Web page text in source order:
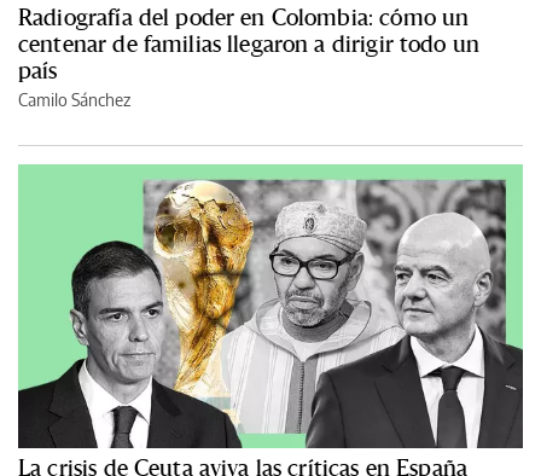
Radiografía del poder en Colombia: cómo un
centenar de familias llegaron a dirigir todo un
país
Camilo Sánchez
La crisis de Ceuta aviva las críticas en España